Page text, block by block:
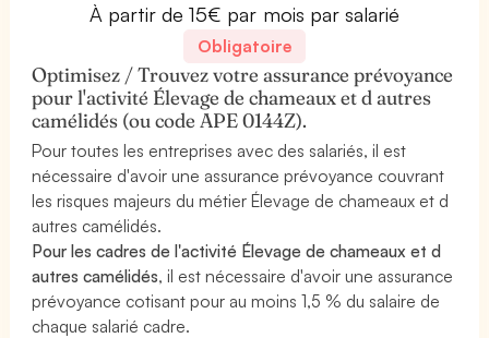
À partir de 15€ par mois par salarié
Obligatoire
Optimisez / Trouvez votre assurance prévoyance
pour l'activité Élevage de chameaux et d autres
camélidés (ou code APE 0144Z).
Pour toutes les entreprises avec des salariés, il est
nécessaire d'avoir une assurance prévoyance couvrant
les risques majeurs du métier Élevage de chameaux et d
autres camélidés.
Pour les cadres de l'activité Élevage de chameaux et d
autres camélidés, il est nécessaire d'avoir une assurance
prévoyance cotisant pour au moins 1,5 % du salaire de
chaque salarié cadre.